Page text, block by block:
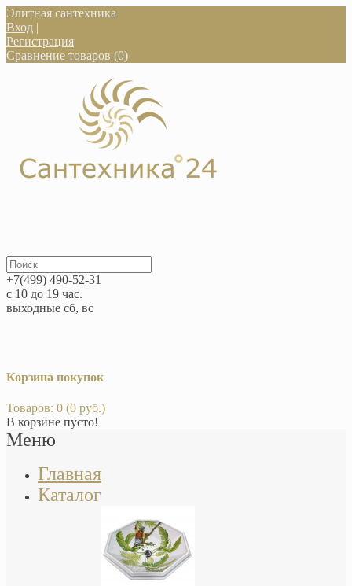
Элитная сантехника
Вход |
Регистрация
Сравнение товаров (0)
+7(499) 490-52-31
с 10 до 19 час.
выходные сб, вс
Корзина покупок
Товаров: 0 (0 руб.)
В корзине пусто!
Меню
Главная
Каталог